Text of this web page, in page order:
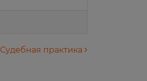
Судебная практика